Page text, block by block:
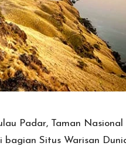
Padar, Taman
Situs Warisan